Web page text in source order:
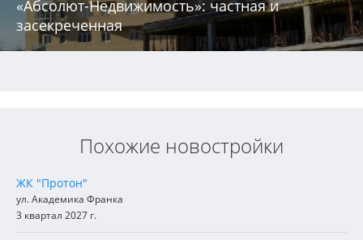
«Абсолют-Недвижимость»: частная и
засекреченная
Похожие новостройки
ЖК "Протон"
ул. Академика Франка
3 квартал 2027 г.